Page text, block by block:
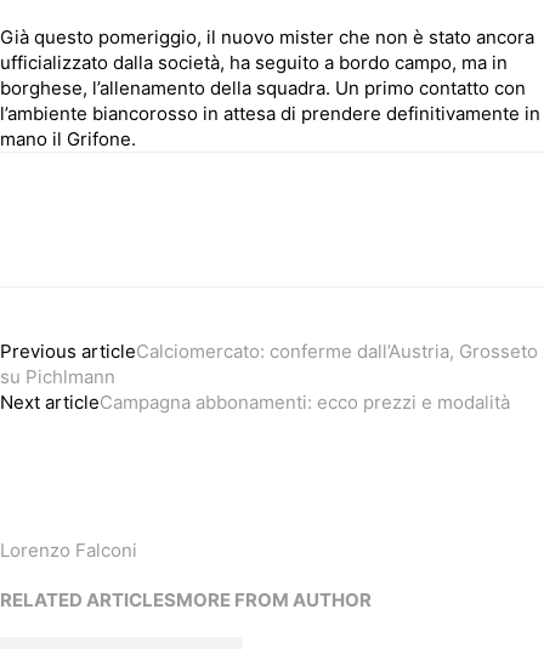
Già questo pomeriggio, il nuovo mister che non è stato ancora
ufficializzato dalla società, ha seguito a bordo campo, ma in
borghese, l’allenamento della squadra. Un primo contatto con
l’ambiente biancorosso in attesa di prendere definitivamente in
mano il Grifone.
Previous articleCalciomercato: conferme dall’Austria, Grosseto
su Pichlmann
Next articleCampagna abbonamenti: ecco prezzi e modalità
Lorenzo Falconi
RELATED ARTICLESMORE FROM AUTHOR